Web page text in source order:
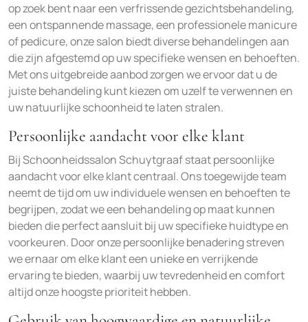
op zoek bent naar een verfrissende gezichtsbehandeling,
een ontspannende massage, een professionele manicure
of pedicure, onze salon biedt diverse behandelingen aan
die zijn afgestemd op uw specifieke wensen en behoeften.
Met ons uitgebreide aanbod zorgen we ervoor dat u de
juiste behandeling kunt kiezen om uzelf te verwennen en
uw natuurlijke schoonheid te laten stralen.
Persoonlijke aandacht voor elke klant
Bij Schoonheidssalon Schuytgraaf staat persoonlijke
aandacht voor elke klant centraal. Ons toegewijde team
neemt de tijd om uw individuele wensen en behoeften te
begrijpen, zodat we een behandeling op maat kunnen
bieden die perfect aansluit bij uw specifieke huidtype en
voorkeuren. Door onze persoonlijke benadering streven
we ernaar om elke klant een unieke en verrijkende
ervaring te bieden, waarbij uw tevredenheid en comfort
altijd onze hoogste prioriteit hebben.